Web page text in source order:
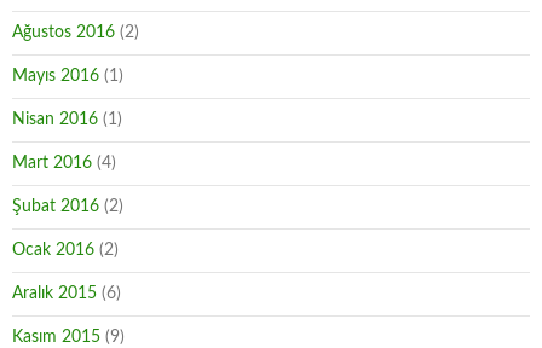
Ağustos 2016 (2)
Mayıs 2016 (1)
Nisan 2016 (1)
Mart 2016 (4)
Şubat 2016 (2)
Ocak 2016 (2)
Aralık 2015 (6)
Kasım 2015 (9)